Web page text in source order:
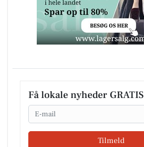
Få lokale nyheder GRATIS
Email
Tilmeld